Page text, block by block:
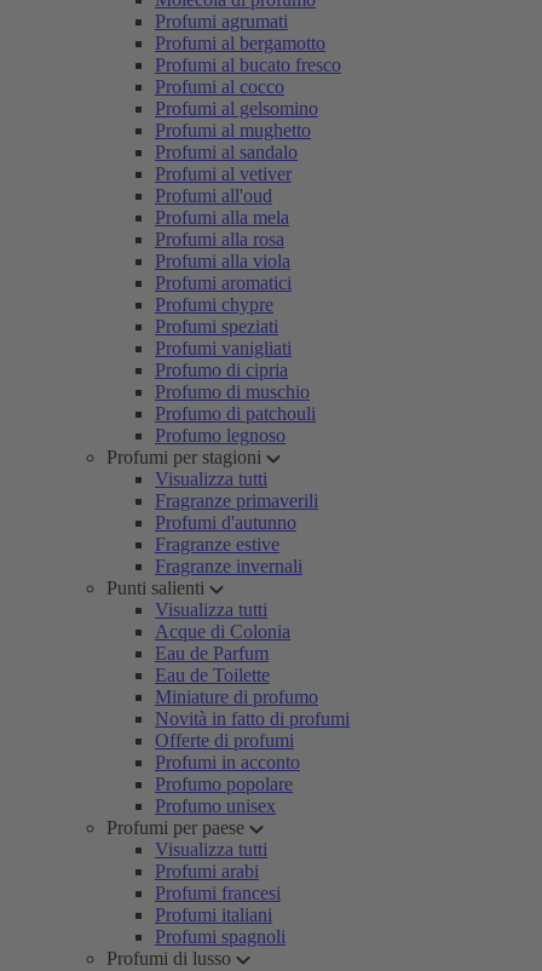
Profumi agrumati
Profumi al bergamotto
Profumi al bucato fresco
Profumi al cocco
Profumi al gelsomino
Profumi al mughetto
Profumi al sandalo
Profumi al vetiver
Profumi all'oud
Profumi alla mela
Profumi alla rosa
Profumi alla viola
Profumi aromatici
Profumi chypre
Profumi speziati
Profumi vanigliati
Profumo di cipria
Profumo di muschio
Profumo di patchouli
Profumo legnoso
Profumi per stagioni
Visualizza tutti
Fragranze primaverili
Profumi d'autunno
Fragranze estive
Fragranze invernali
Punti salienti
Visualizza tutti
Acque di Colonia
Eau de Parfum
Eau de Toilette
Miniature di profumo
Novità in fatto di profumi
Offerte di profumi
Profumi in acconto
Profumo popolare
Profumo unisex
Profumi per paese
Visualizza tutti
Profumi arabi
Profumi francesi
Profumi italiani
Profumi spagnoli
Profumi di lusso